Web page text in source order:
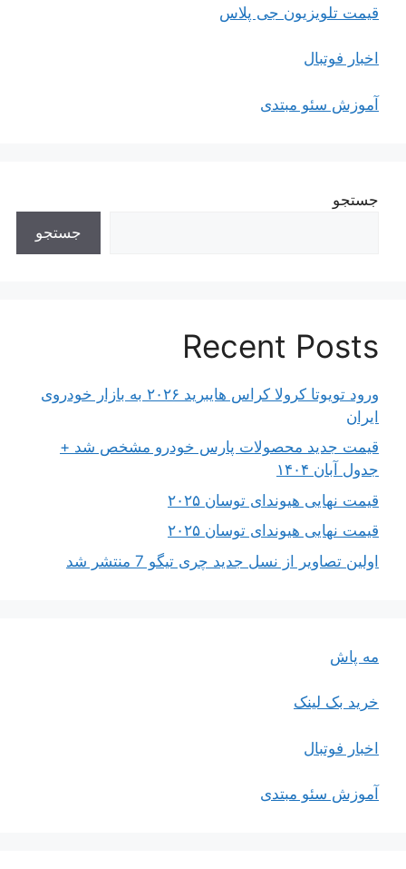
قیمت تلویزیون جی پلاس
اخبار فوتبال
آموزش سئو مبتدی
جستجو
جستجو
Recent Posts
ورود تویوتا کرولا کراس هایبرید ۲۰۲۶ به بازار خودروی
ایران
قیمت جدید محصولات پارس خودرو مشخص شد +
جدول آبان ۱۴۰۴
قیمت نهایی هیوندای توسان ۲۰۲۵
قیمت نهایی هیوندای توسان ۲۰۲۵
اولین تصاویر از نسل جدید چری تیگو 7 منتشر شد
مه پاش
خرید بک لینک
اخبار فوتبال
آموزش سئو مبتدی